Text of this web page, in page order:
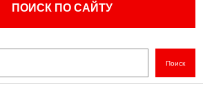
ПОИСК ПО САЙТУ
Поиск